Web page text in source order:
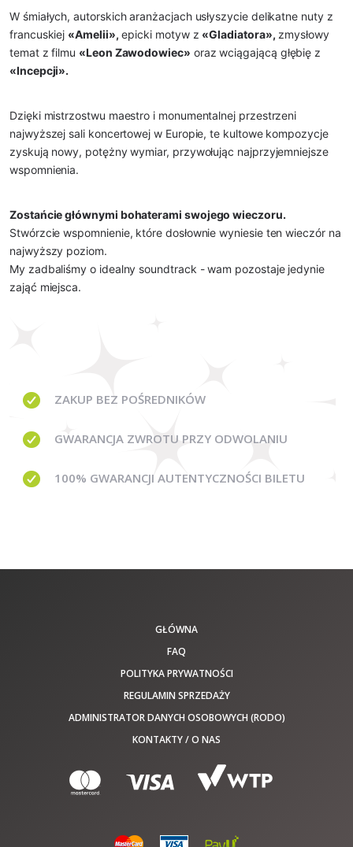
W śmiałych, autorskich aranżacjach usłyszycie delikatne nuty z
francuskiej «Amelii», epicki motyw z «Gladiatora», zmysłowy
temat z filmu «Leon Zawodowiec»
«Incepcji».
Dzięki mistrzostwu maestro i monumentalnej przestrzeni
najwyższej sali koncertowej w Europie, te kultowe kompozycje
zyskują nowy, potężny wymiar, przywołując najprzyjemniejsze
wspomnienia.
Zostańcie głównymi bohaterami swojego wieczoru.
Stwórzcie wspomnienie, które dosłownie wyniesie ten wieczór na
najwyższy poziom.
My zadbaliśmy o idealny soundtrack - wam pozostaje jedynie
zająć miejsca.
ZAKUP BEZ POŚREDNIKÓW
GWARANCJA ZWROTU PRZY ODWOLANIU
100% GWARANCJI AUTENTYCZNOŚCI BILETU
GŁÓWNA
FAQ
POLITYKA PRYWATNOŚCI
REGULAMIN SPRZEDAŻY
ADMINISTRATOR DANYCH OSOBOWYCH (RODO)
KONTAKTY / O NAS